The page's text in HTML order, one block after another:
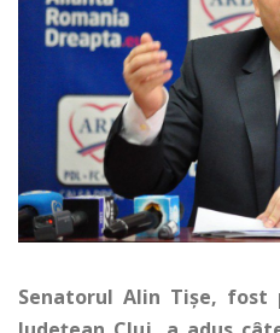
Senatorul Alin Tişe, fost